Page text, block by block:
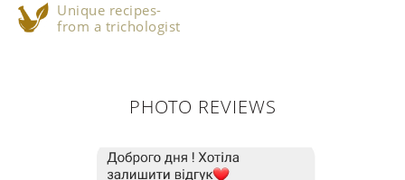
Unique recipes-
from a trichologist
PHOTO REVIEWS